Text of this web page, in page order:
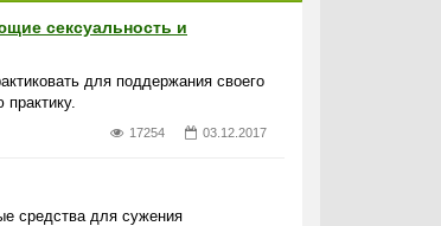
сексуальность и
для поддержания своего
17254 03.12.2017
средства для сужения